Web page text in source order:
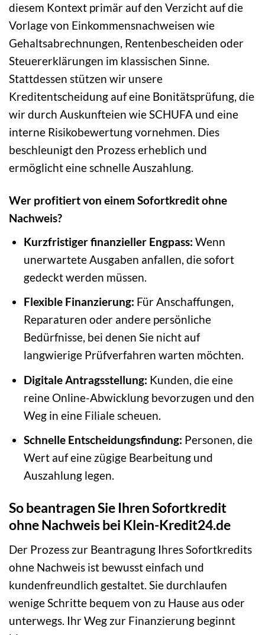
diesem Kontext primär auf den Verzicht auf die
Vorlage von Einkommensnachweisen wie
Gehaltsabrechnungen, Rentenbescheiden oder
Steuererklärungen im klassischen Sinne.
Stattdessen stützen wir unsere
Kreditentscheidung auf eine Bonitätsprüfung, die
wir durch Auskunfteien wie SCHUFA und eine
interne Risikobewertung vornehmen. Dies
beschleunigt den Prozess erheblich und
ermöglicht eine schnelle Auszahlung.
Wer profitiert von einem Sofortkredit ohne
Nachweis?
Kurzfristiger finanzieller Engpass: Wenn
unerwartete Ausgaben anfallen, die sofort
gedeckt werden müssen.
Flexible Finanzierung: Für Anschaffungen,
Reparaturen oder andere persönliche
Bedürfnisse, bei denen Sie nicht auf
langwierige Prüfverfahren warten möchten.
Digitale Antragsstellung: Kunden, die eine
reine Online-Abwicklung bevorzugen und den
Weg in eine Filiale scheuen.
Schnelle Entscheidungsfindung: Personen, die
Wert auf eine zügige Bearbeitung und
Auszahlung legen.
So beantragen Sie Ihren Sofortkredit
ohne Nachweis bei Klein-Kredit24.de
Der Prozess zur Beantragung Ihres Sofortkredits
ohne Nachweis ist bewusst einfach und
kundenfreundlich gestaltet. Sie durchlaufen
wenige Schritte bequem von zu Hause aus oder
unterwegs. Ihr Weg zur Finanzierung beginnt